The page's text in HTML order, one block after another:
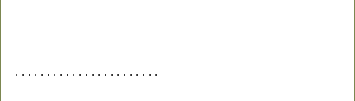
. . . . . . . . . . . . . . . . . . . . . . .